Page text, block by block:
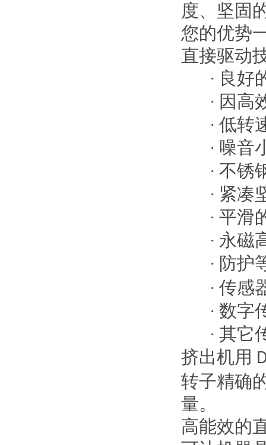
度、坚固
您的优势
直接驱动
· 良好
· 因高
· 低转
· 噪音
· 不锈
· 紧凑
· 平滑
· 永磁
· 防护
· 传感
· 数字
· 其它
挤出机用
转子精确
量。
高能效的